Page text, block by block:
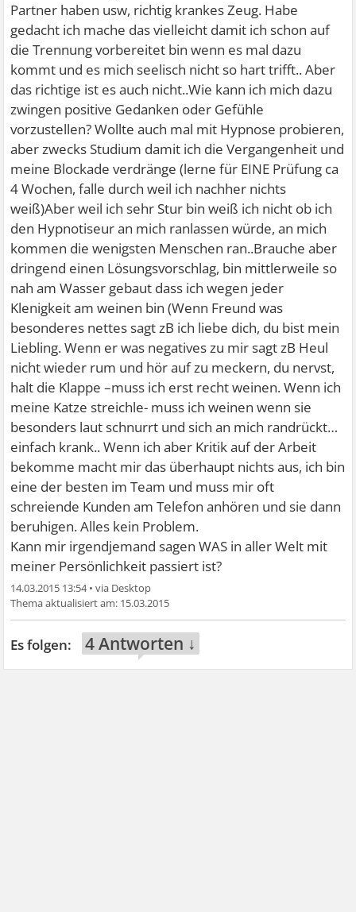
Partner haben usw, richtig krankes Zeug. Habe
gedacht ich mache das vielleicht damit ich schon auf
die Trennung vorbereitet bin wenn es mal dazu
kommt und es mich seelisch nicht so hart trifft.. Aber
das richtige ist es auch nicht..Wie kann ich mich dazu
zwingen positive Gedanken oder Gefühle
vorzustellen? Wollte auch mal mit Hypnose probieren,
aber zwecks Studium damit ich die Vergangenheit und
meine Blockade verdränge (lerne für EINE Prüfung ca
4 Wochen, falle durch weil ich nachher nichts
weiß)Aber weil ich sehr Stur bin weiß ich nicht ob ich
den Hypnotiseur an mich ranlassen würde, an mich
kommen die wenigsten Menschen ran..Brauche aber
dringend einen Lösungsvorschlag, bin mittlerweile so
nah am Wasser gebaut dass ich wegen jeder
Klenigkeit am weinen bin (Wenn Freund was
besonderes nettes sagt zB ich liebe dich, du bist mein
Liebling. Wenn er was negatives zu mir sagt zB Heul
nicht wieder rum und hör auf zu meckern, du nervst,
halt die Klappe –muss ich erst recht weinen. Wenn ich
meine Katze streichle- muss ich weinen wenn sie
besonders laut schnurrt und sich an mich randrückt…
einfach krank.. Wenn ich aber Kritik auf der Arbeit
bekomme macht mir das überhaupt nichts aus, ich bin
eine der besten im Team und muss mir oft
schreiende Kunden am Telefon anhören und sie dann
beruhigen. Alles kein Problem.
Kann mir irgendjemand sagen WAS in aller Welt mit
meiner Persönlichkeit passiert ist?
14.03.2015 13:54•
15.03.2015
4 Antworten ↓